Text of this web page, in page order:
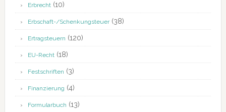
Erbrecht(10)
Erbschaft-/Schenkungsteuer(38)
Ertragsteuern (120)
EU-Recht(18)
Festschriften (3)
Finanzierung (4)
Formularbuch (13)